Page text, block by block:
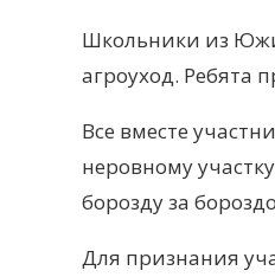
Школьники из
агроуход. Ребята
Все вместе
неровному
борозду за
Для признания